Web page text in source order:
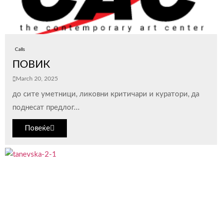
Calls
ПОВИК
March 20, 2025
до сите уметници, ликовни критичари и куратори, да
поднесат предлог...
Повеќе